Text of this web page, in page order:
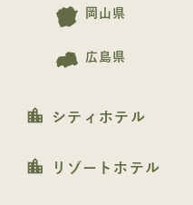
岡山県
広島県
location_city シティホテル
location_city リゾートホテル